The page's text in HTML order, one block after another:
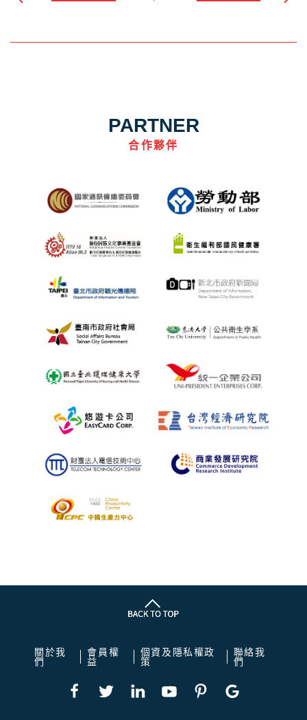
PARTNER
合作夥伴
關於我
們
會員權
益
個資及隱私權政
策
聯絡我
們